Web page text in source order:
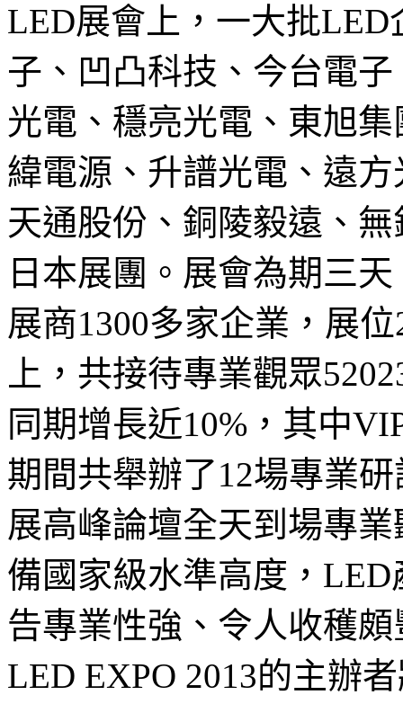
LED展會上，一大批
子、凹凸科技、今台電
光電、穩亮光電、東旭
緯電源、升譜光電、遠
天通股份、銅陵毅遠、
日本展團。展會為期三
展商1300多家企業，展
上，共接待專業觀眾
同期增長近10%，其中
期間共舉辦了12場專業
展高峰論壇全天到場專
備國家級水準高度，
告專業性強、令人收穫頗
LED EXPO 2013的主辦